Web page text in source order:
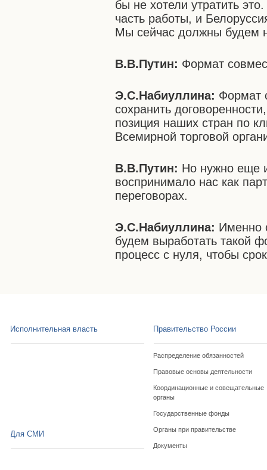
бы не хотели утратить
часть работы, и
Мы сейчас должны будем
В.В.Путин: Формат
Э.С.Набиуллина: Формат
сохранить
позиция наших стран по
Всемирной торговой
В.В.Путин: Но нужно еще
воспринимало нас как
переговорах.
Э.С.Набиуллина: Именно
будем выработать такой
процесс с нуля, чтобы
Исполнительная власть Правительство России
Распределение обязанностей
Правовые основы деятельности
Координационные и совещательные
органы
Государственные фонды
Органы при правительстве
Документы
Для СМИ